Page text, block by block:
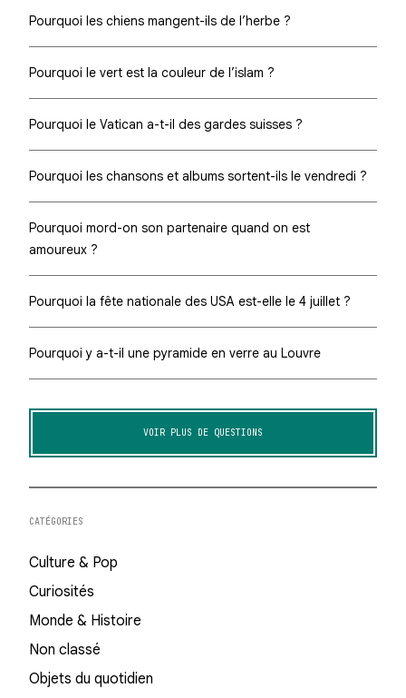
Pourquoi les chiens mangent-ils de l’herbe ?
Pourquoi le vert est la couleur de l’islam ?
Pourquoi le Vatican a-t-il des gardes suisses ?
Pourquoi les chansons et albums sortent-ils le vendredi ?
Pourquoi mord-on son partenaire quand on est
amoureux ?
Pourquoi la fête nationale des USA est-elle le 4 juillet ?
Pourquoi y a-t-il une pyramide en verre au Louvre
VOIR PLUS DE QUESTIONS
CATÉGORIES
Culture & Pop
Curiosités
Monde & Histoire
Non classé
Objets du quotidien